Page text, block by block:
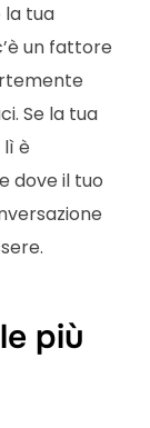
la tua
un fattore
Se la tua
è
dove il tuo
più